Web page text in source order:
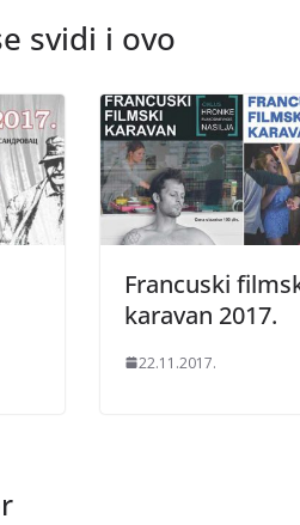
svidi i ovo
Francuski
karavan 2017.
22.11.2017.